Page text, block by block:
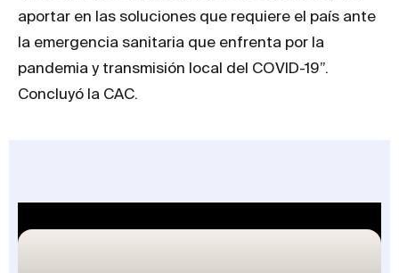
aportar en las soluciones que requiere el país ante
la emergencia sanitaria que enfrenta por la
pandemia y transmisión local del COVID-19”.
Concluyó la CAC.